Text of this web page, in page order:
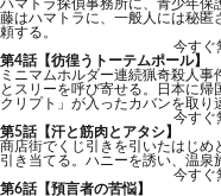
ハマトラ探偵事務所に、青少年保
藤はハマトラに、一般人には秘匿
頼する。
今すぐ
第4話【彷徨うトーテムポール】
ミニマムホルダー連続猟奇殺人
とスリーを呼び寄せる。日本に
クリプト」が入ったカバンを取り
今すぐ
第5話【汗と筋肉とアタシ】
商店街でくじ引きを引いたはじめ
引き当てる。ハニーを誘い、温泉
今すぐ
第6話【預言者の苦悩】